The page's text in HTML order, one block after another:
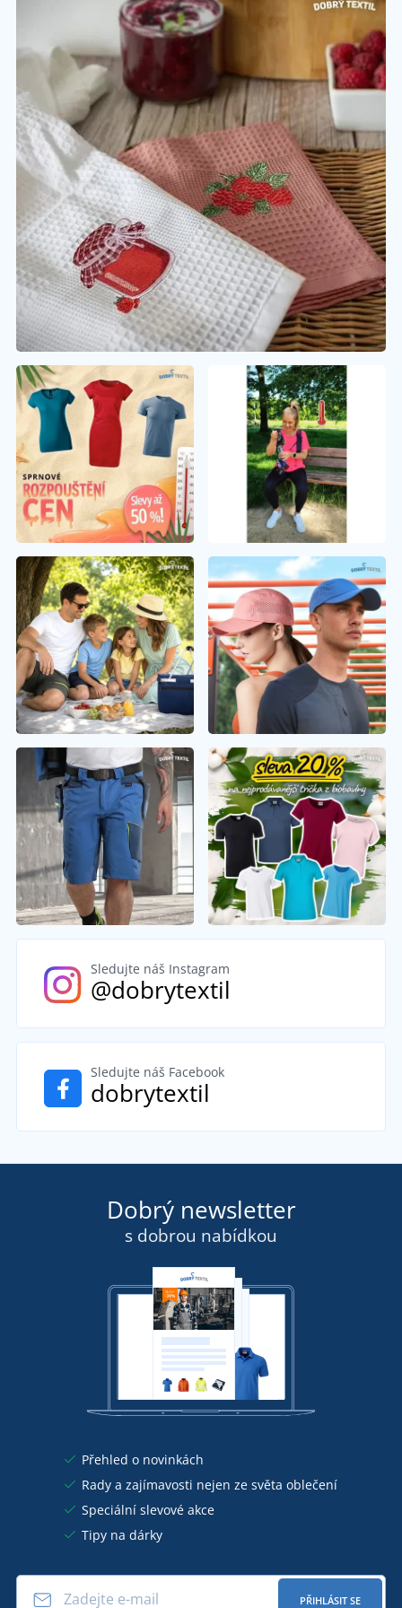
Sledujte náš Instagram
@dobrytextil
Sledujte náš Facebook
dobrytextil
Dobrý newsletter
s dobrou nabídkou
Přehled o novinkách
Rady a zajímavosti nejen ze světa oblečení
Speciální slevové akce
Tipy na dárky
PŘIHLÁSIT SE